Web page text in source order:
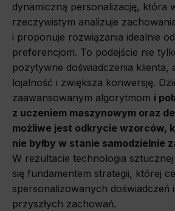
dynamiczną personalizację, która
rzeczywistym analizuje
i proponuje rozwiązania idealnie
preferencjom. To podejście nie
pozytywne doświadczenia klienta,
lojalność i zwiększa konwersję.
zaawansowanym algorytmom i
z uczeniem maszynowym oraz
możliwe jest odkrycie wzorców,
nie byłby w stanie samodzielnie
W rezultacie technologia sztucznej
się fundamentem strategii, której
spersonalizowanych doświadczeń
przyszłych zachowań.